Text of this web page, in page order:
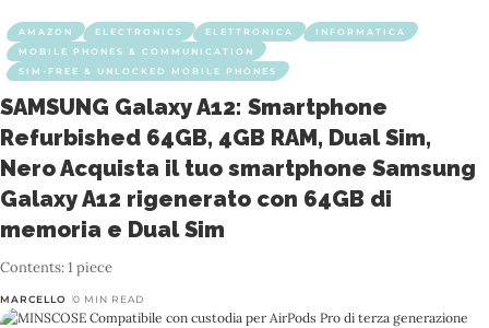
AMAZON ELECTRONICS ELETTRONICA
INFORMATICA
MOBILE PHONES & COMMUNICATION
SIM-FREE & UNLOCKED MOBILE PHONES
SAMSUNG Galaxy A12: Smartphone
Refurbished 64GB, 4GB RAM, Dual Sim,
Nero Acquista il tuo smartphone Samsung
Galaxy A12 rigenerato con 64GB di
memoria e Dual Sim
Contents: 1 piece
MARCELLO 0 MIN READ